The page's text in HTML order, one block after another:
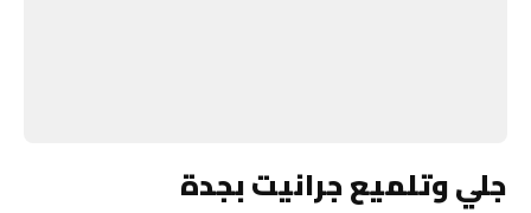
جلي وتلميع جرانيت بجدة